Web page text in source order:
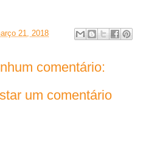
21, 2018
comentário:
um comentário